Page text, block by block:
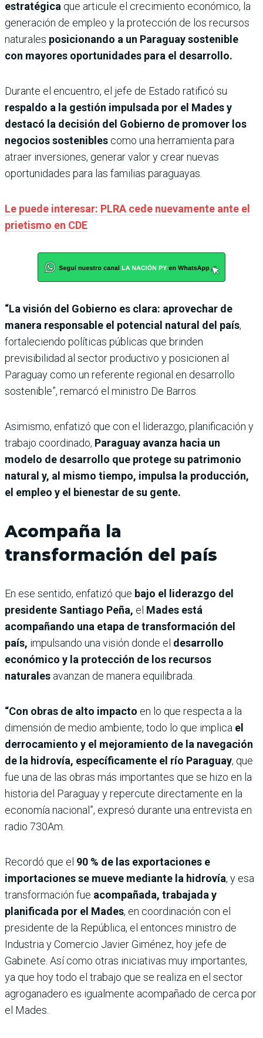
estratégica que articule el crecimiento económico, la
generación de empleo y la protección de los recursos
naturales posicionando a un Paraguay sostenible
con mayores oportunidades para el desarrollo.
Durante el encuentro, el jefe de Estado ratificó su
respaldo a la gestión impulsada por el Mades y
destacó la decisión del Gobierno de promover los
negocios sostenibles como una herramienta para
atraer inversiones, generar valor y crear nuevas
oportunidades para las familias paraguayas.
Le puede interesar: PLRA cede nuevamente ante el
prietismo en CDE
“La visión del Gobierno es clara: aprovechar de
manera responsable el potencial natural del país,
fortaleciendo políticas públicas que brinden
previsibilidad al sector productivo y posicionen al
Paraguay como un referente regional en desarrollo
sostenible”, remarcó el ministro De Barros.
Asimismo, enfatizó que con el liderazgo, planificación y
trabajo coordinado, Paraguay avanza hacia un
modelo de desarrollo que protege su patrimonio
natural y, al mismo tiempo, impulsa la producción,
el empleo y el bienestar de su gente.
Acompaña la
transformación del país
En ese sentido, enfatizó que bajo el liderazgo del
presidente Santiago Peña, el Mades está
acompañando una etapa de transformación del
país, impulsando una visión donde el desarrollo
económico y la protección de los recursos
naturales avanzan de manera equilibrada.
“Con obras de alto impacto en lo que respecta a la
dimensión de medio ambiente, todo lo que implica el
derrocamiento y el mejoramiento de la navegación
de la hidrovía, específicamente el río Paraguay, que
fue una de las obras más importantes que se hizo en la
historia del Paraguay y repercute directamente en la
economía nacional”, expresó durante una entrevista en
radio 730Am.
Recordó que el 90 % de las exportaciones e
importaciones se mueve mediante la hidrovía, y esa
transformación fue acompañada, trabajada y
planificada por el Mades, en coordinación con el
presidente de la República, el entonces ministro de
Industria y Comercio Javier Giménez, hoy jefe de
Gabinete. Así como otras iniciativas muy importantes,
ya que hoy todo el trabajo que se realiza en el sector
agroganadero es igualmente acompañado de cerca por
el Mades.